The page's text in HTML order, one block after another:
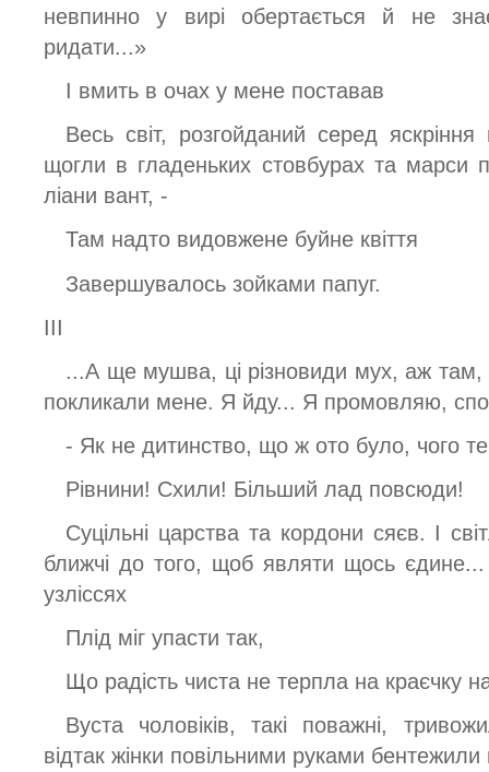
невпинно у вирі обертається й не
ридати...»
І вмить в очах у мене поставав
Весь світ, розгойданий серед
щогли в гладеньких стовбурах та марси
ліани вант, -
Там надто видовжене буйне квіття
Завершувалось зойками папуг.
ІІІ
...А ще мушва, ці різновиди мух, аж там,
покликали мене. Я йду... Я промовляю,
- Як не дитинство, що ж ото було, чого
Рівнини! Схили! Більший лад повсюди!
Суцільні царства та кордони сяєв. І
ближчі до того, щоб являти щось
узліссях
Плід міг упасти так,
Що радість чиста не терпла на краєчку
Вуста чоловіків, такі поважні,
відтак жінки повільними руками